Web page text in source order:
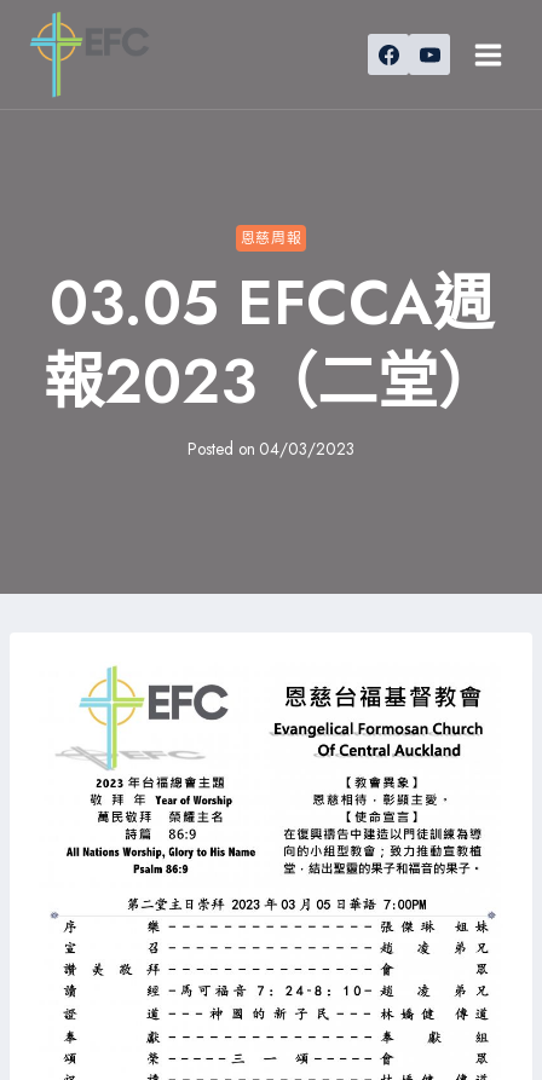
恩慈周報
03.05 EFCCA週
報2023（二堂）
Posted on 04/03/2023